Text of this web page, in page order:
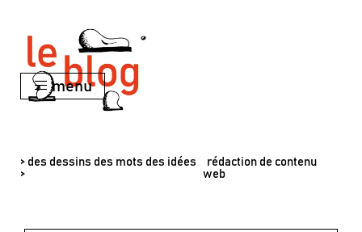
menu
> des dessins des mots des idées
>
rédaction de contenu
web